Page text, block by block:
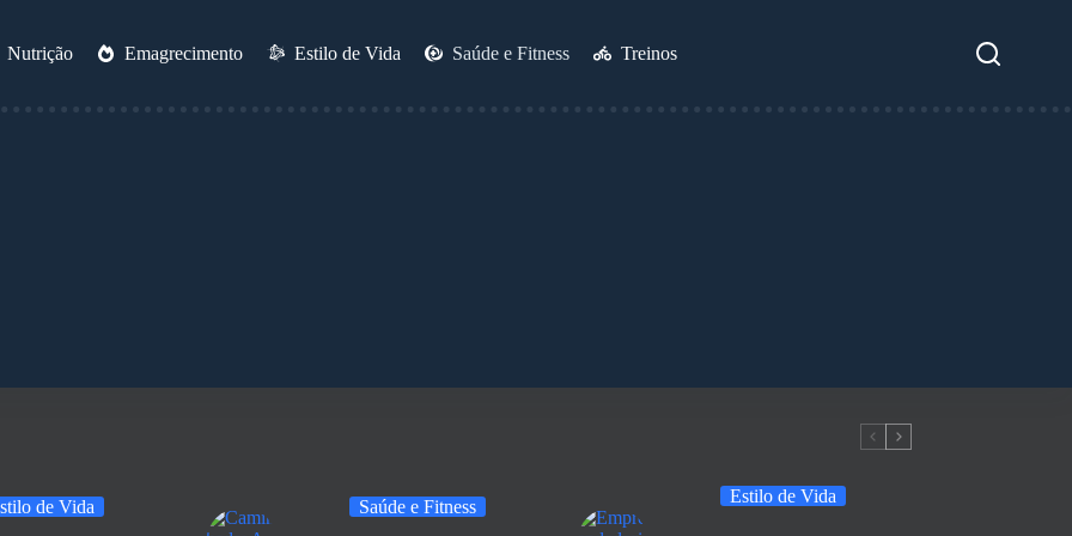
Nutrição Emagrecimento Estilo de Vida Saúde e Fitness Treinos
de Vida Saúde e Fitness
Estilo de Vida